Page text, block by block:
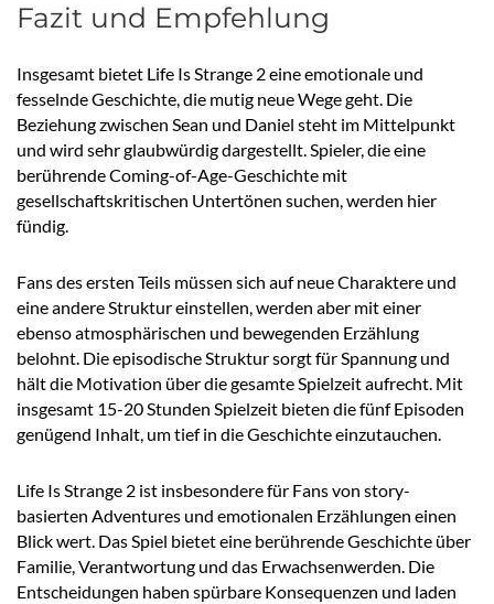
Fazit und Empfehlung
Insgesamt bietet Life Is Strange 2 eine emotionale und
fesselnde Geschichte, die mutig neue Wege geht. Die
Beziehung zwischen Sean und Daniel steht im Mittelpunkt
und wird sehr glaubwürdig dargestellt. Spieler, die eine
berührende Coming-of-Age-Geschichte mit
gesellschaftskritischen Untertönen suchen, werden hier
fündig.
Fans des ersten Teils müssen sich auf neue Charaktere und
eine andere Struktur einstellen, werden aber mit einer
ebenso atmosphärischen und bewegenden Erzählung
belohnt. Die episodische Struktur sorgt für Spannung und
hält die Motivation über die gesamte Spielzeit aufrecht. Mit
insgesamt 15-20 Stunden Spielzeit bieten die fünf Episoden
genügend Inhalt, um tief in die Geschichte einzutauchen.
Life Is Strange 2 ist insbesondere für Fans von story-
basierten Adventures und emotionalen Erzählungen einen
Blick wert. Das Spiel bietet eine berührende Geschichte über
Familie, Verantwortung und das Erwachsenwerden. Die
Entscheidungen haben spürbare Konsequenzen und laden